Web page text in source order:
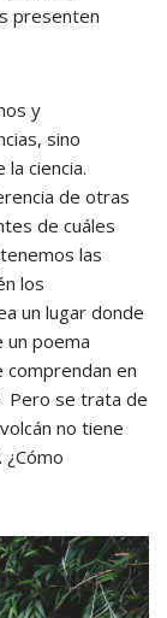
presenten
y
sino
ciencia.
de otras
de cuáles
las
los
un lugar donde
un poema
en
Pero se trata de
no tiene